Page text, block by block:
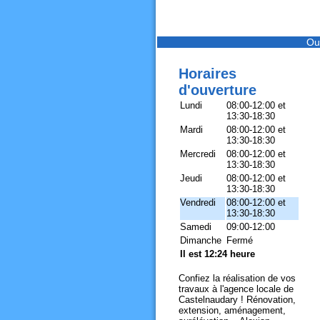
Horaires
d'ouverture
Lundi
08:00-12:00 et
13:30-18:30
Mardi
08:00-12:00 et
13:30-18:30
Mercredi
08:00-12:00 et
13:30-18:30
Jeudi
08:00-12:00 et
13:30-18:30
Vendredi
08:00-12:00 et
13:30-18:30
Samedi
09:00-12:00
Dimanche
Fermé
Il est 12:24 heure
Confiez la réalisation de vos
travaux à l'agence locale de
Castelnaudary ! Rénovation,
extension, aménagement,